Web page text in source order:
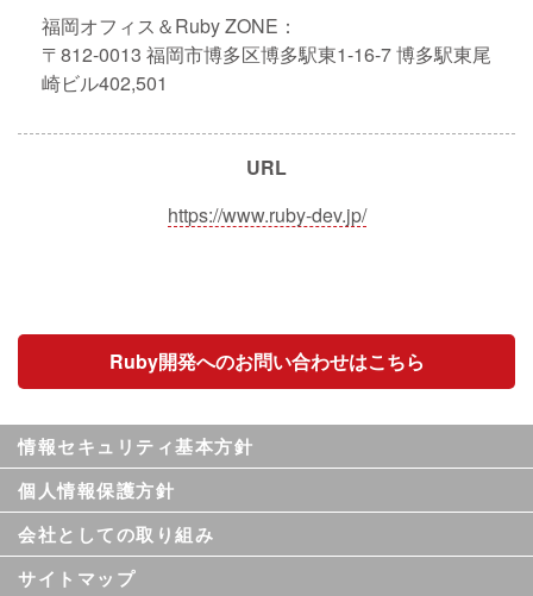
福岡オフィス＆Ruby ZONE：
〒812-0013 福岡市博多区博多駅東1-16-7 博多駅東尾
崎ビル402,501
URL
https://www.ruby-dev.jp/
Ruby開発へのお問い合わせはこちら
情報セキュリティ基本方針
個人情報保護方針
会社としての取り組み
サイトマップ